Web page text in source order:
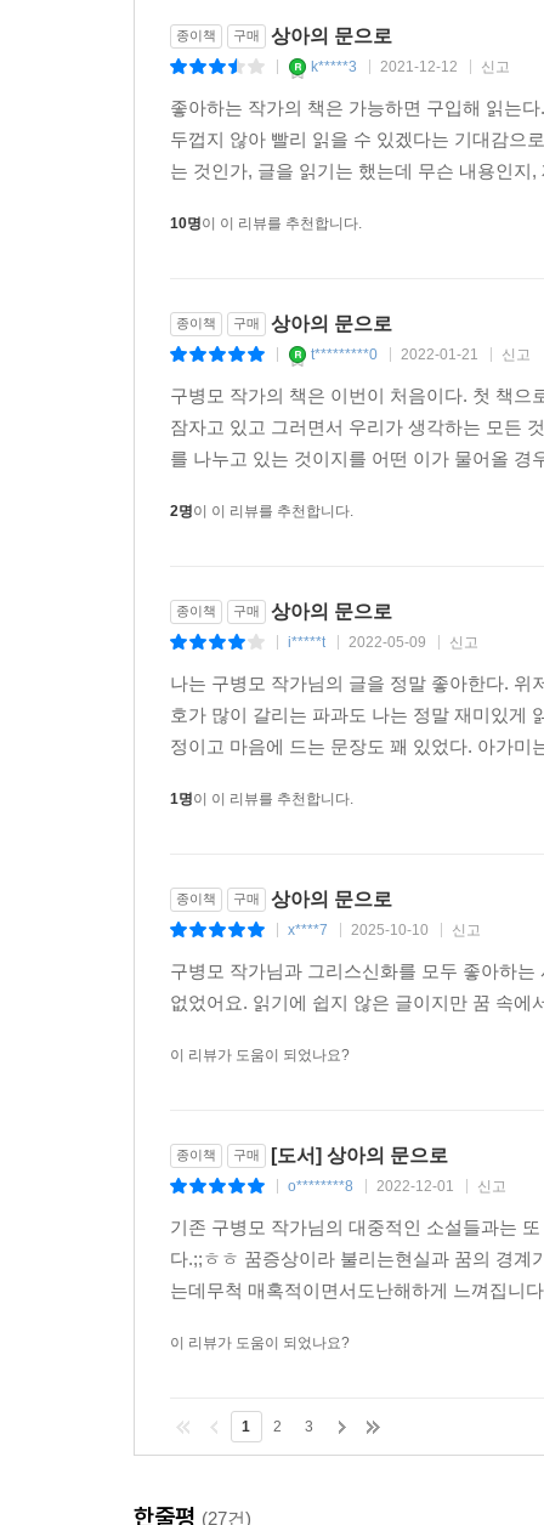
종이책 구매 상아의 문으로
k*****3 2021-12-12 신고
좋아하는 작가의 책은 가능하면 구입해 읽는
두껍지 않아 빨리 읽을 수 있겠다는 기대감으
는 것인가, 글을 읽기는 했는데 무슨 내용인
10명이 이 리뷰를 추천합니다.
종이책 구매 상아의 문으로
t*********0 2022-01-21 신고
구병모 작가의 책은 이번이 처음이다. 첫 책
잠자고 있고 그러면서 우리가 생각하는 모든
를 나누고 있는 것이지를 어떤 이가 물어올
2명이 이 리뷰를 추천합니다.
종이책 구매 상아의 문으로
i*****t 2022-05-09 신고
나는 구병모 작가님의 글을 정말 좋아한다.
호가 많이 갈리는 파과도 나는 정말 재미있게
정이고 마음에 드는 문장도 꽤 있었다. 아가
1명이 이 리뷰를 추천합니다.
종이책 구매 상아의 문으로
x****7 2025-10-10 신고
구병모 작가님과 그리스신화를 모두 좋아하
없었어요. 읽기에 쉽지 않은 글이지만 꿈 속
이 리뷰가 도움이 되었나요?
종이책 구매 [도서] 상아의 문으로
o********8 2022-12-01 신고
기존 구병모 작가님의 대중적인 소설들과는
다.;;ㅎㅎ 꿈증상이라 불리는현실과 꿈의 경
는데무척 매혹적이면서도난해하게 느껴집니
이 리뷰가 도움이 되었나요?
1 2 3
한줄평 (27건)